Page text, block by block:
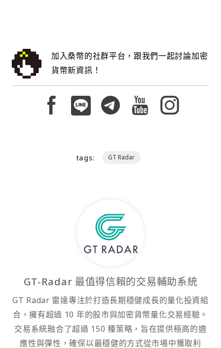
加入桑幣的社群平台，跟我們一起討論加密
貨幣新資訊！
tags: GT Radar
GT-Radar 最值得信賴的交易輔助系統
GT Radar 雷達專注於打造長期穩健成長的量化投資組
合，擁有超過 10 年的股市與加密貨幣量化交易經驗。
交易系統融合了超過 150 種策略，旨在提供極高的適
應性與彈性，確保以最穩健的方式從市場中獲取利